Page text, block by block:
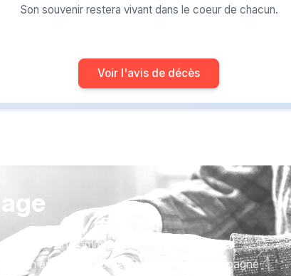
Son souvenir restera vivant dans le coeur de chacun.
Voir l'avis de décès
avec un hommage qui vous ressemble :
un arbre, ou encore un message accompagné